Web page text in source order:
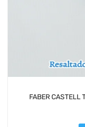
FABER CASTELL